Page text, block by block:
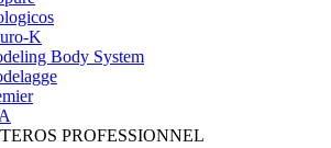
Body System
PROFESSIONNEL